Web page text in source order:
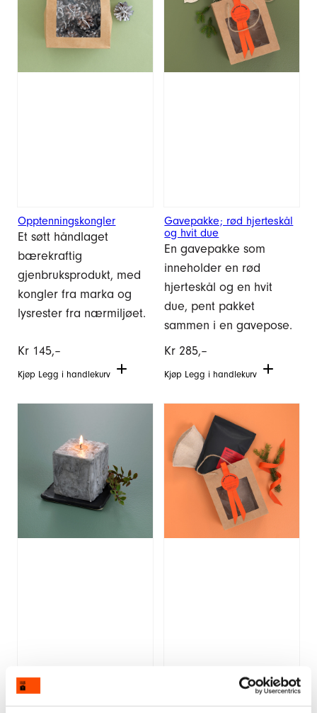
Opptenningskongler
Et søtt håndlaget
bærekraftig
gjenbruksprodukt, med
kongler fra marka og
lysrester fra nærmiljøet.
Kr 145,–
Kjøp Legg i handlekurv
Gavepakke; rød hjerteskål
og hvit due
En gavepakke som
inneholder en rød
hjerteskål og en hvit
due, pent pakket
sammen i en gavepose.
Kr 285,–
Kjøp Legg i handlekurv
Gavepakke; brosteinslys
Gavepakke; kaffe og